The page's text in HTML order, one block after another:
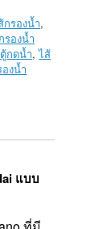
กรองน้ำ,
รองน้ำ
กดน้ำ,ไส้
งน้ำ
แบบ